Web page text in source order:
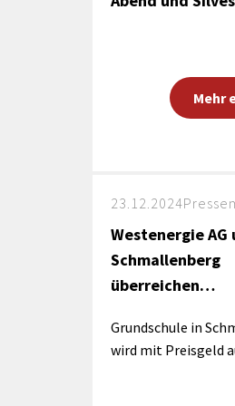
Mehr
23.12.2024
Westenergie
Schmallenberg
überreichen…
Grundschule in
wird mit Preisgeld